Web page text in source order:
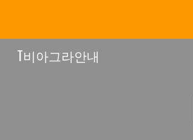
T비아그라안내